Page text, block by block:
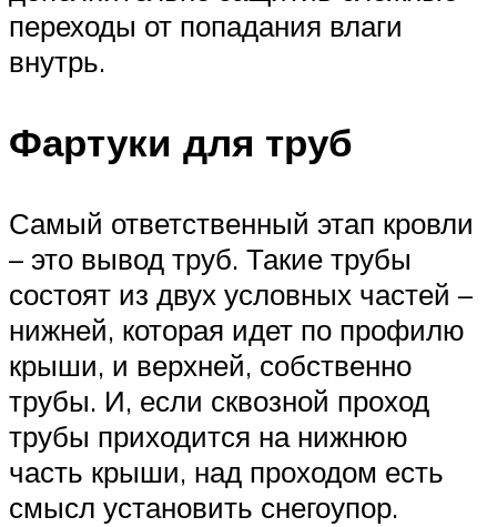
переходы от попадания влаги
внутрь.
Фартуки для труб
Самый ответственный этап кровли
– это вывод труб. Такие трубы
состоят из двух условных частей –
нижней, которая идет по профилю
крыши, и верхней, собственно
трубы. И, если сквозной проход
трубы приходится на нижнюю
часть крыши, над проходом есть
смысл установить снегоупор.